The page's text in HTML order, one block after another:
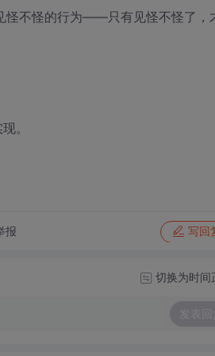
怪不怪的行为——只有见怪不怪了，
。
报 写回
切换为时间
发表回